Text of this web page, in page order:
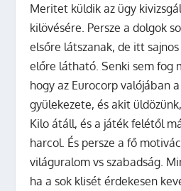
Meritet küldik az ügy
kilövésére. Persze a dolgok
elsőre látszanak, de itt
előre látható. Senki sem fog
hogy az Eurocorp valójában
gyülekezete, és akit
Kilo átáll, és a játék felétől
harcol. És persze a fő
világuralom vs szabadság.
ha a sok klisét érdekesen